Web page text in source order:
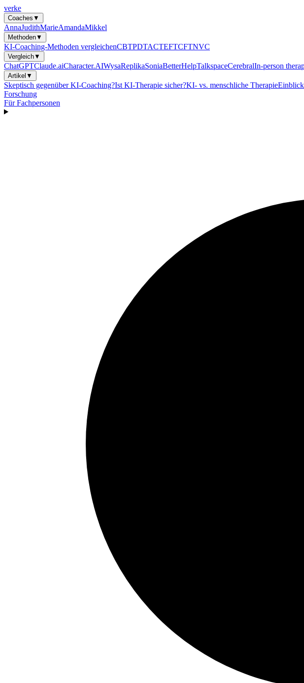
verke
Coaches ▼
AnnaJudithMarieAmandaMikkel
Methoden▼
KI-Coaching-Methoden vergleichenCBTPDTACTEFTCFTNVC
Vergleich▼
ChatGPTClaude.aiCharacter.AIWysaReplikaSoniaBetterHelpTalkspaceCerebralIn-person
Artikel ▼
Skeptisch gegenüber KI-Coaching?Ist KI-Therapie sicher?KI- vs. menschliche Therapie
Forschung
Für Fachpersonen